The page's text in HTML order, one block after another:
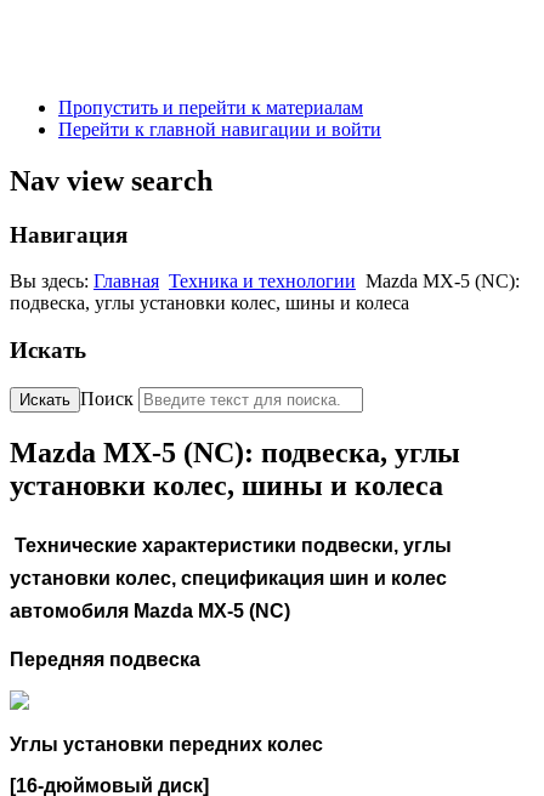
Пропустить и перейти к материалам
Перейти к главной навигации и войти
Nav view search
Навигация
Вы здесь: Главная Техника и технологии Mazda MX-5 (NC):
подвеска, углы установки колес, шины и колеса
Искать
Искать Поиск
Mazda MX-5 (NC): подвеска, углы
установки колес, шины и колеса
Технические характеристики подвески, углы
установки колес, спецификация шин и колес
автомобиля Mazda MX-5 (NC)
Передняя подвеска
Углы установки передних колес
[16-дюймовый диск]